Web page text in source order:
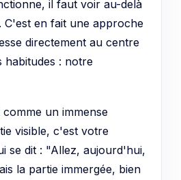
il faut voir au-delà
C'est en fait une approche
directement au centre
habitudes : notre
un immense
visible, c'est votre
se dit : "Allez, aujourd'hui,
la partie immergée, bien